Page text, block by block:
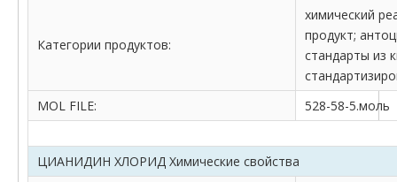
Категории продуктов:
химический
продукт;
стандарты из
MOL FILE:
528-58-5.моль
ЦИАНИДИН ХЛОРИД Химические свойства